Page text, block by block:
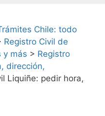
Chile: todo
Registro Civil de
y más > Registro
dirección,
Liquiñe: pedir hora,